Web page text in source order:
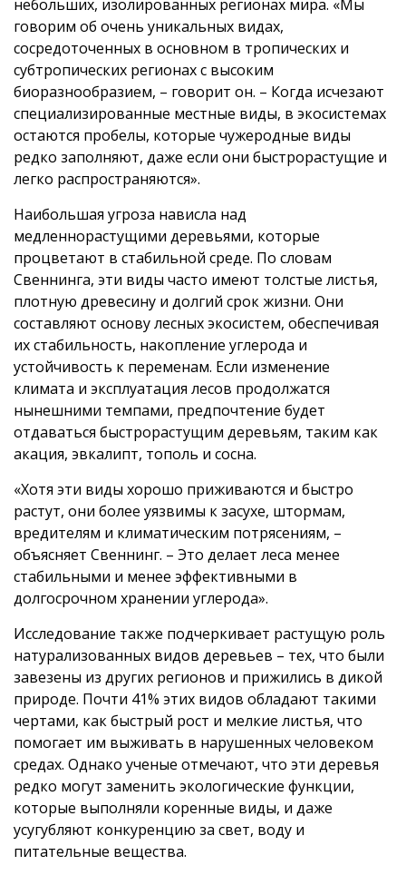
небольших, изолированных регионах мира. «Мы
говорим об очень уникальных видах,
сосредоточенных в основном в тропических и
субтропических регионах с высоким
биоразнообразием, – говорит он. – Когда исчезают
специализированные местные виды, в экосистемах
остаются пробелы, которые чужеродные виды
редко заполняют, даже если они быстрорастущие и
легко распространяются».
Наибольшая угроза нависла над
медленнорастущими деревьями, которые
процветают в стабильной среде. По словам
Свеннинга, эти виды часто имеют толстые листья,
плотную древесину и долгий срок жизни. Они
составляют основу лесных экосистем, обеспечивая
их стабильность, накопление углерода и
устойчивость к переменам. Если изменение
климата и эксплуатация лесов продолжатся
нынешними темпами, предпочтение будет
отдаваться быстрорастущим деревьям, таким как
акация, эвкалипт, тополь и сосна.
«Хотя эти виды хорошо приживаются и быстро
растут, они более уязвимы к засухе, штормам,
вредителям и климатическим потрясениям, –
объясняет Свеннинг. – Это делает леса менее
стабильными и менее эффективными в
долгосрочном хранении углерода».
Исследование также подчеркивает растущую роль
натурализованных видов деревьев – тех, что были
завезены из других регионов и прижились в дикой
природе. Почти 41% этих видов обладают такими
чертами, как быстрый рост и мелкие листья, что
помогает им выживать в нарушенных человеком
средах. Однако ученые отмечают, что эти деревья
редко могут заменить экологические функции,
которые выполняли коренные виды, и даже
усугубляют конкуренцию за свет, воду и
питательные вещества.